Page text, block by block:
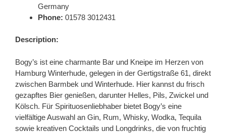
Germany
Phone: 01578 3012431
Description:
Bogy’s ist eine charmante Bar und Kneipe im Herzen von
Hamburg Winterhude, gelegen in der Gertigstraße 61, direkt
zwischen Barmbek und Winterhude. Hier kannst du frisch
gezapftes Bier genießen, darunter Helles, Pils, Zwickel und
Kölsch. Für Spirituosenliebhaber bietet Bogy’s eine
vielfältige Auswahl an Gin, Rum, Whisky, Wodka, Tequila
sowie kreativen Cocktails und Longdrinks, die von fruchtig